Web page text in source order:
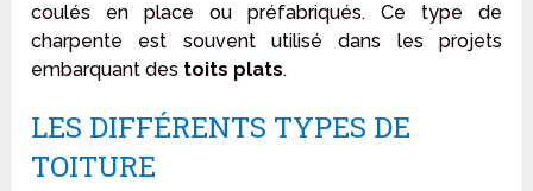
coulés en place ou préfabriqués. Ce type de
charpente est souvent utilisé dans les projets
embarquant des toits plats.
LES DIFFÉRENTS TYPES DE
TOITURE